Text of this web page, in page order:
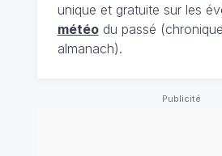
unique et gratuite sur les
météodu passé
almanach).